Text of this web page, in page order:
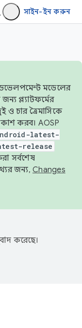
সাইন-ইন করুন
মডেলের
প্ল্যাটফর্মের
ও চার ত্রৈমাসিকে
করব। AOSP
latest-
release
সর্বশেষ
জন্য, Changes
করেছে।